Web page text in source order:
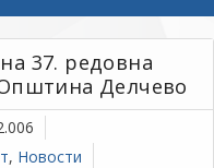
37. редовна
Делчево
, Новости